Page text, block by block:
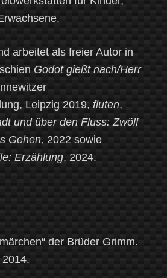
arbeitet als freier Autor in
Godot gießt nach/Herr
Leipzig 2019, fluten,
und über den Fluss: Zwölf
Gehen, 2022 sowie
Erzählung, 2024.
der Brüder Grimm.